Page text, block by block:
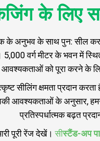
के लिए
के अनुभव के साथ पुन: सील करने
वर्ग मीटर के भवन में
आवश्यकताओं को पूरा करने के
सीलिंग क्षमता प्रदान
आवश्यकताओं के अनुसार,
प्रतिस्पर्धात्मक बढ़त
पूरी रेंज देखें।सीस्टैंड-अप